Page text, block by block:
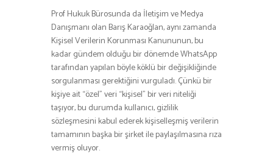
Prof Hukuk Bürosunda da İletişim ve Medya
Danışmanı olan Barış Karaoğlan, aynı zamanda
Kişisel Verilerin Korunması Kanununun, bu
kadar gündem olduğu bir dönemde WhatsApp
tarafından yapılan böyle köklü bir değişikliğinde
sorgulanması gerektiğini vurguladı. Çünkü bir
kişiye ait “özel” veri “kişisel” bir veri niteliği
taşıyor, bu durumda kullanıcı, gizlilik
sözleşmesini kabul ederek kişiselleşmiş verilerin
tamamının başka bir şirket ile paylaşılmasına rıza
vermiş oluyor.